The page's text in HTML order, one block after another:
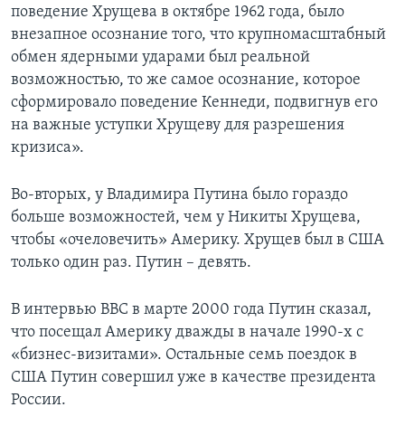
поведение Хрущева в октябре 1962 года, было
внезапное осознание того, что крупномасштабный
обмен ядерными ударами был реальной
возможностью, то же самое осознание, которое
сформировало поведение Кеннеди, подвигнув его
на важные уступки Хрущеву для разрешения
кризиса».
Во-вторых, у Владимира Путина было гораздо
больше возможностей, чем у Никиты Хрущева,
чтобы «очеловечить» Америку. Хрущев был в США
только один раз. Путин – девять.
В интервью BBC в марте 2000 года Путин сказал,
что посещал Америку дважды в начале 1990-х с
«бизнес-визитами». Остальные семь поездок в
США Путин совершил уже в качестве президента
России.